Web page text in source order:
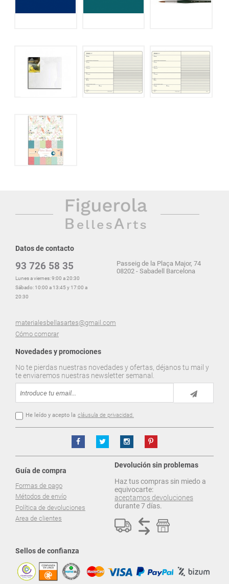
Datos de contacto
93 726 58 35
Lunes a viernes: 9:00 a 20:30
Sábado: 10:00 a 13:45 y 17:00 a
20:30
materialesbellasartes@gmail.com
Cómo comprar
Passeig de la Plaça Major, 74
08202 - Sabadell Barcelona
Novedades y promociones
No te pierdas nuestras novedades y ofertas, déjanos tu mail y
te enviaremos nuestras newsletter semanal.
He leído y acepto la cláusula de privacidad.
Guía de compra
Formas de pago
Métodos de envío
Política de devoluciones
Area de clientes
Devolución sin problemas
Haz tus compras sin miedo a
equivocarte:
aceptamos devoluciones
durante 7 días.
Sellos de confianza